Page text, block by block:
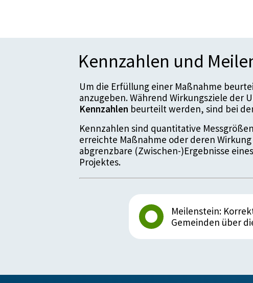
Kennzahlen und
Um die Erfüllung einer Maßnahme
anzugeben. Während Wirkungsziele der
Kennzahlen beurteilt werden, sind bei
Kennzahlen sind quantitative
erreichte Maßnahme oder deren
abgrenzbare (Zwischen-)Ergebnisse
Projektes.
Meilenstein:
Gemeinden über